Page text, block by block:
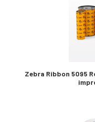
Zebra Ribbon 5095